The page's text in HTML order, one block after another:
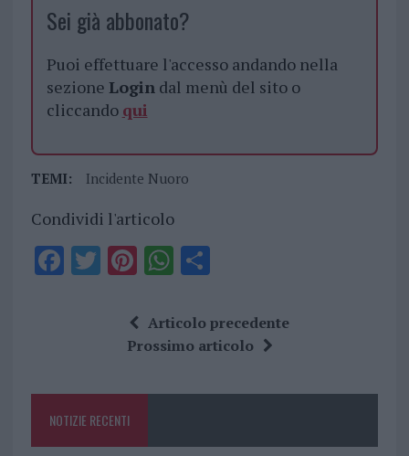
Sei già abbonato?
Puoi effettuare l'accesso andando nella
sezione Logindal menù del sito o
cliccando qui
TEMI: Incidente Nuoro
Condividi l'articolo
F
o
k
T Pi
te
re
W
at
s
p
S
a
re
Articolo precedente
Prossimo articolo
NOTIZIE RECENTI